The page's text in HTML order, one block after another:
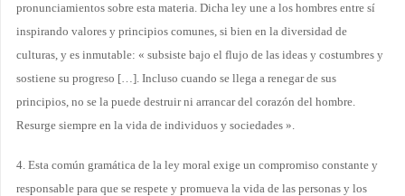
pronunciamientos sobre esta materia. Dicha ley une a los hombres entre sí
inspirando valores y principios comunes, si bien en la diversidad de
culturas, y es inmutable: « subsiste bajo el flujo de las ideas y costumbres y
sostiene su progreso […]. Incluso cuando se llega a renegar de sus
principios, no se la puede destruir ni arrancar del corazón del hombre.
Resurge siempre en la vida de individuos y sociedades ».
4. Esta común gramática de la ley moral exige un compromiso constante y
responsable para que se respete y promueva la vida de las personas y los